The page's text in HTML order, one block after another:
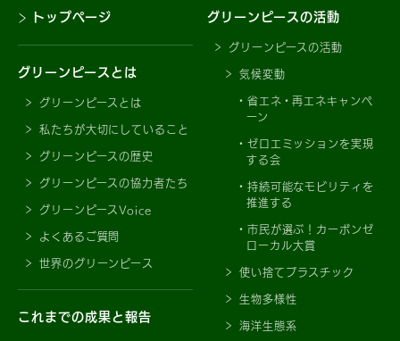
トップページ
グリーンピースとは
グリーンピースとは
私たちが大切にしていること
グリーンピースの歴史
グリーンピースの協力者たち
グリーンピースVoice
よくあるご質問
世界のグリーンピース
これまでの成果と報告
グリーンピースの活動
グリーンピースの活動
気候変動
省エネ・再エネキャンペ
ーン
ゼロエミッションを実現
する会
持続可能なモビリティを
推進する
市民が選ぶ！カーボンゼ
ローカル大賞
使い捨てプラスチック
生物多様性
海洋生態系